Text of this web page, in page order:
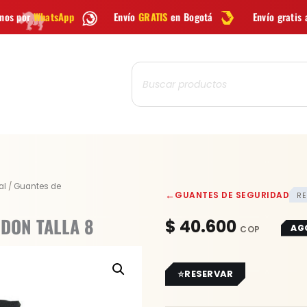
EnvíoGRATISen Bogotá Envío gratis a todo Colombia
Búsqueda
de
productos
/ Guantes de
TALLA 8
←GUANTES DE SEGURIDAD
$ 40.600
RESERVAR